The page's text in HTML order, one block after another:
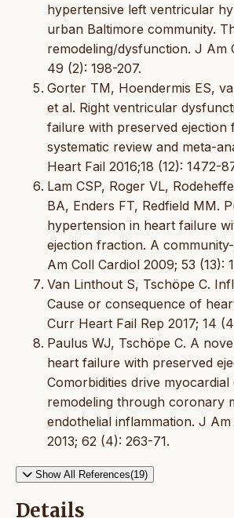
hypertensive left ventricular
urban Baltimore community.
remodeling/dysfunction. J Am
49 (2): 198-207.
Gorter TM, Hoendermis ES,
et al. Right ventricular
failure with preserved ejection
systematic review and meta-
Heart Fail 2016;18 (12): 1472-
Lam CSP, Roger VL,
BA, Enders FT, Redfield MM.
hypertension in heart failure
ejection fraction. A
Am Coll Cardiol 2009; 53 (13):
Van Linthout S, Tschöpe C.
Cause or consequence of
Curr Heart Fail Rep 2017; 14
Paulus WJ, Tschöpe C. A
heart failure with preserved
Comorbidities drive
remodeling through coronary
endothelial inflammation. J
2013; 62 (4): 263-71.
Show All References(19)
Details